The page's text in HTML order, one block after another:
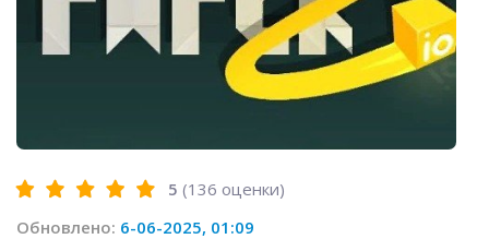
5 (136 оценки)
Обновлено: 6-06-2025, 01:09